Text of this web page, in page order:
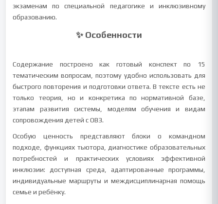
экзаменам по специальной педагогике и инклюзивному
образованию.
✨ Особенности
Содержание построено как готовый конспект по 15
тематическим вопросам, поэтому удобно использовать для
быстрого повторения и подготовки ответа. В тексте есть не
только теория, но и конкретика по нормативной базе,
этапам развития системы, моделям обучения и видам
сопровождения детей с ОВЗ.
Особую ценность представляют блоки о командном
подходе, функциях тьютора, диагностике образовательных
потребностей и практических условиях эффективной
инклюзии: доступная среда, адаптированные программы,
индивидуальные маршруты и междисциплинарная помощь
семье и ребёнку.